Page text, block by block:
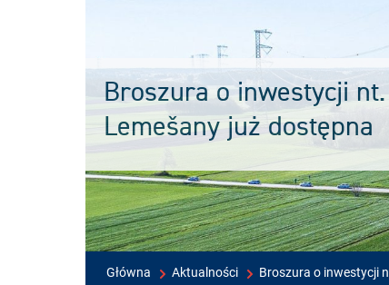
Broszura o inwestycji
Lemešany już dostępna
Główna Aktualności Broszura o inwestycji